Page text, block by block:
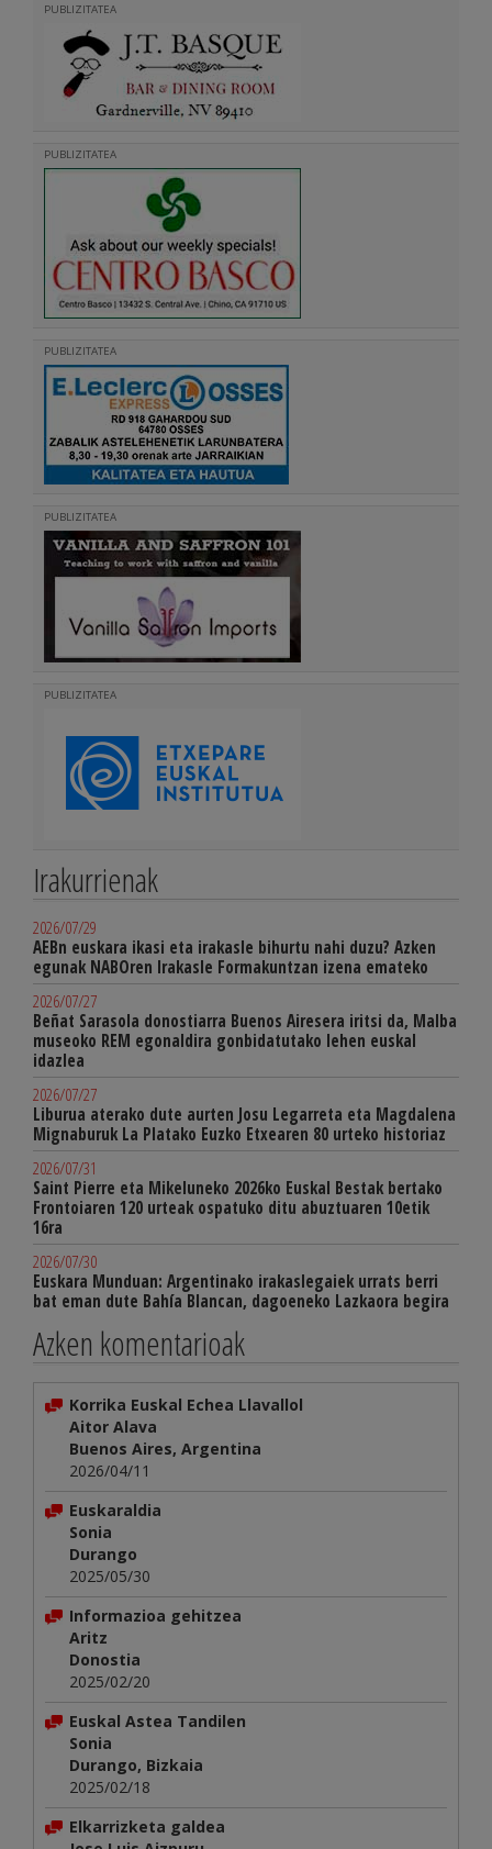
PUBLIZITATEA
PUBLIZITATEA
PUBLIZITATEA
PUBLIZITATEA
PUBLIZITATEA
Irakurrienak
2026/07/29
AEBn euskara ikasi eta irakasle bihurtu nahi duzu? Azken
egunak NABOren Irakasle Formakuntzan izena emateko
2026/07/27
Beñat Sarasola donostiarra Buenos Airesera iritsi da, Malba
museoko REM egonaldira gonbidatutako lehen euskal
idazlea
2026/07/27
Liburua aterako dute aurten Josu Legarreta eta Magdalena
Mignaburuk La Platako Euzko Etxearen 80 urteko historiaz
2026/07/31
Saint Pierre eta Mikeluneko 2026ko Euskal Bestak bertako
Frontoiaren 120 urteak ospatuko ditu abuztuaren 10etik
16ra
2026/07/30
Euskara Munduan: Argentinako irakaslegaiek urrats berri
bat eman dute Bahía Blancan, dagoeneko Lazkaora begira
Azken komentarioak
Korrika Euskal Echea Llavallol
Aitor Alava
Buenos Aires, Argentina
2026/04/11
Euskaraldia
Sonia
Durango
2025/05/30
Informazioa gehitzea
Aritz
Donostia
2025/02/20
Euskal Astea Tandilen
Sonia
Durango, Bizkaia
2025/02/18
Elkarrizketa galdea